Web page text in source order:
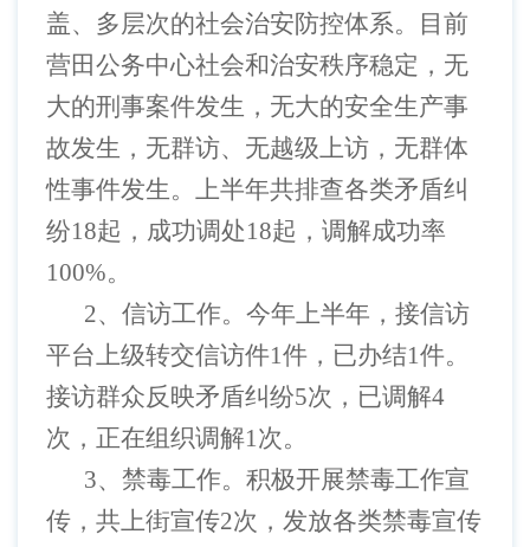
盖、多层次的社会治安防控体系。目前
营田公务中心社会和治安秩序稳定，无
大的刑事案件发生，无大的安全生产事
故发生，无群访、无越级上访，无群体
性事件发生。上半年共排查各类矛盾纠
纷18起，成功调处18起，调解成功率
100%。
2、信访工作。今年上半年，接信访
平台上级转交信访件1件，已办结1件。
接访群众反映矛盾纠纷5次，已调解4
次，正在组织调解1次。
3、禁毒工作。积极开展禁毒工作宣
传，共上街宣传2次，发放各类禁毒宣传